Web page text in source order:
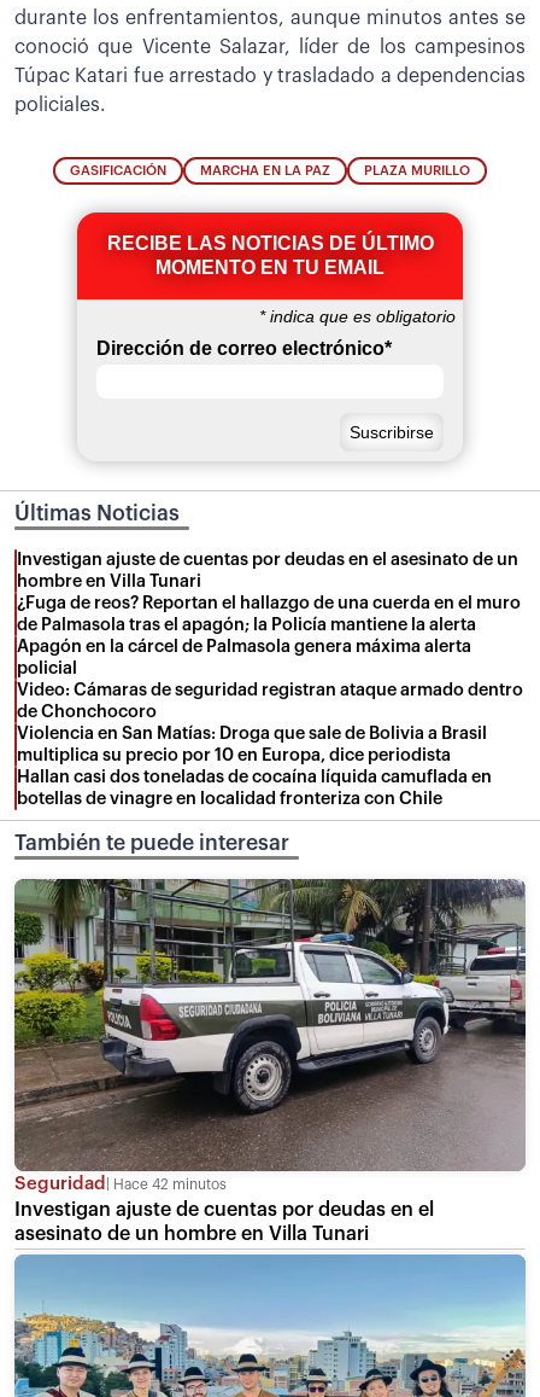
durante los enfrentamientos, aunque minutos antes se
conoció que Vicente Salazar, líder de los campesinos
Túpac Katari fue arrestado y trasladado a dependencias
policiales.
GASIFICACIÓN MARCHA EN LA PAZ PLAZA MURILLO
RECIBE LAS NOTICIAS DE ÚLTIMO
MOMENTO EN TU EMAIL
*indica que es obligatorio
Dirección de correo electrónico*
Últimas Noticias
Investigan ajuste de cuentas por deudas en el asesinato de un
hombre en Villa Tunari
¿Fuga de reos? Reportan el hallazgo de una cuerda en el muro
de Palmasola tras el apagón; la Policía mantiene la alerta
Apagón en la cárcel de Palmasola genera máxima alerta
policial
Video: Cámaras de seguridad registran ataque armado dentro
de Chonchocoro
Violencia en San Matías: Droga que sale de Bolivia a Brasil
multiplica su precio por 10 en Europa, dice periodista
Hallan casi dos toneladas de cocaína líquida camuflada en
botellas de vinagre en localidad fronteriza con Chile
También te puede interesar
Seguridad Hace 42 minutos
Investigan ajuste de cuentas por deudas en el
asesinato de un hombre en Villa Tunari